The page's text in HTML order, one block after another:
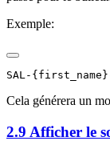
Exemple:
Cela générera un
2.9 Afficher le